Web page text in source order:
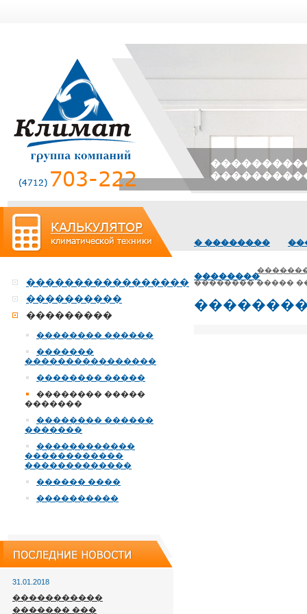
� ��������
��������
�������� �����
�����������������
����������
���������
�������� ������
�������
����������������
�������� �����
�������� �����
�������
�������� ������
�������
������������
������������
�������������
������ ����
����������
31.01.2018
�����������
������� ���